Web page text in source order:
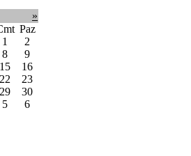
»
Paz
1
2
8
9
15
16
22
23
29
30
5 6